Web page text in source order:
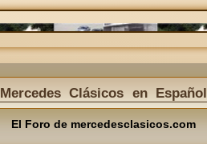
Mercedes Clásicos en Español
El Foro de mercedesclasicos.com